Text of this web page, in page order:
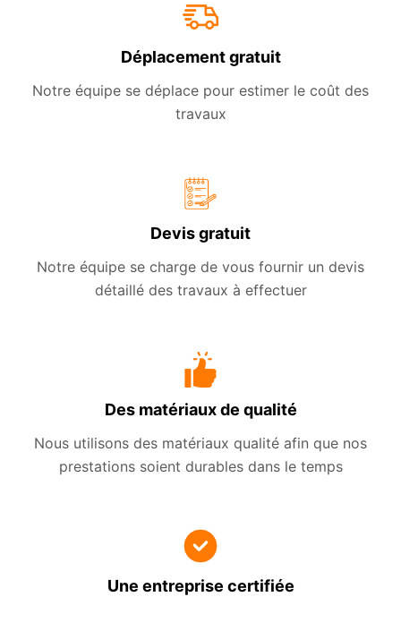
Déplacement gratuit
Notre équipe se déplace pour estimer le coût des
travaux
Devis gratuit
Notre équipe se charge de vous fournir un devis
détaillé des travaux à effectuer
Des matériaux de qualité
Nous utilisons des matériaux qualité afin que nos
prestations soient durables dans le temps
Une entreprise certifiée